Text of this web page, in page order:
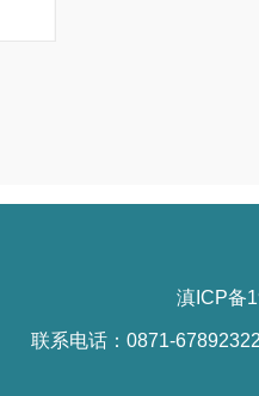
滇ICP备
联系电话：0871-